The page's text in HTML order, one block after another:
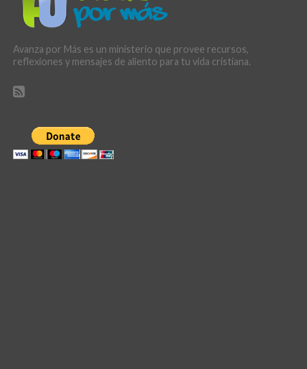
Avanza por Más es un ministerio que provee recursos,
reflexiones y mensajes de aliento para tu vida cristiana.